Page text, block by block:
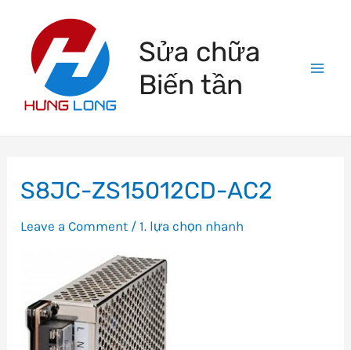
content
Sửa chữa
Biến tần
S8JC-ZS15012CD-AC2
Leave a Comment /1. lựa chọn nhanh